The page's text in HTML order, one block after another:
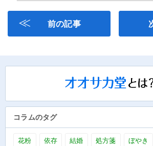
≪ 前の記事
コラムのタグ
花粉 依存 結婚 処方箋 ぼやき